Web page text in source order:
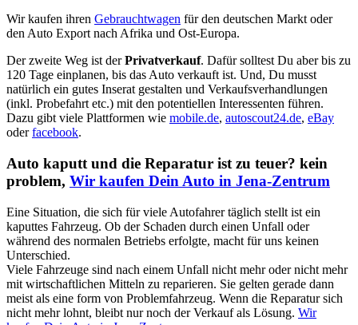
Wir kaufen ihren Gebrauchtwagen für den deutschen Markt oder
den Auto Export nach Afrika und Ost-Europa.
Der zweite Weg ist derPrivatverkauf. Dafür solltest Du aber bis zu
120 Tage einplanen, bis das Auto verkauft ist. Und, Du musst
natürlich ein gutes Inserat gestalten und Verkaufsverhandlungen
(inkl. Probefahrt etc.) mit den potentiellen Interessenten führen.
Dazu gibt viele Plattformen wie mobile.de, autoscout24.de, eBay
oderfacebook.
Auto kaputt und die Reparatur ist zu teuer? kein
problem, Wir kaufen Dein Auto in Jena-Zentrum
Eine Situation, die sich für viele Autofahrer täglich stellt ist ein
kaputtes Fahrzeug. Ob der Schaden durch einen Unfall oder
während des normalen Betriebs erfolgte, macht für uns keinen
Unterschied.
Viele Fahrzeuge sind nach einem Unfall nicht mehr oder nicht mehr
mit wirtschaftlichen Mitteln zu reparieren. Sie gelten gerade dann
meist als eine form von Problemfahrzeug. Wenn die Reparatur sich
nicht mehr lohnt, bleibt nur noch der Verkauf als Lösung. Wir